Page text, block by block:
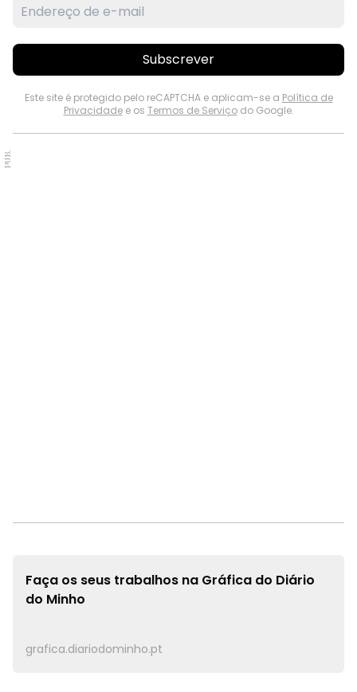
Subscrever
Este site é protegido pelo reCAPTCHA e aplicam-se a Política de
Privacidadee os Termos de Serviçodo Google.
PUB.
Faça os seus trabalhos na Gráfica do Diário
do Minho
grafica.diariodominho.pt